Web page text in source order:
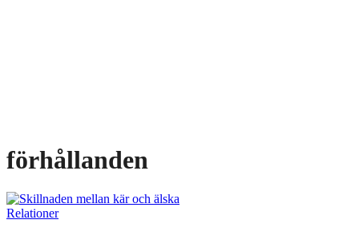
förhållanden
Relationer